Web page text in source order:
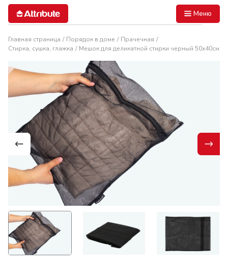
Меню
Главная страница Порядок в доме
Прачечная
Стирка, сушка, глажка
Мешок для деликатной стирки черный 50х40см